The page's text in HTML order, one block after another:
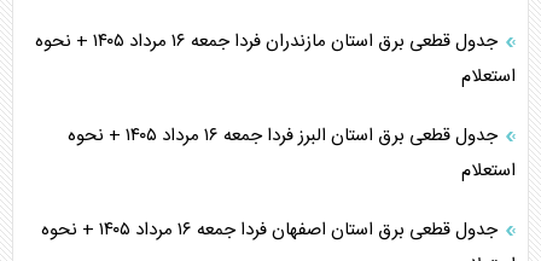
جدول قطعی برق استان مازندران فردا جمعه ۱۶ مرداد ۱۴۰۵ + نحوه
استعلام
جدول قطعی برق استان البرز فردا جمعه ۱۶ مرداد ۱۴۰۵ + نحوه
استعلام
جدول قطعی برق استان اصفهان فردا جمعه ۱۶ مرداد ۱۴۰۵ + نحوه